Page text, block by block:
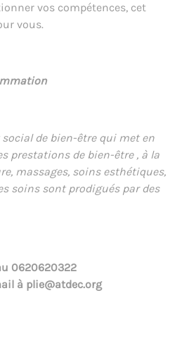
vos compétences, cet
vous.
de bien-être qui met en
prestations de bien-être , à la
massages, soins esthétiques,
soins sont prodigués par des
0620620322
à plie@atdec.org